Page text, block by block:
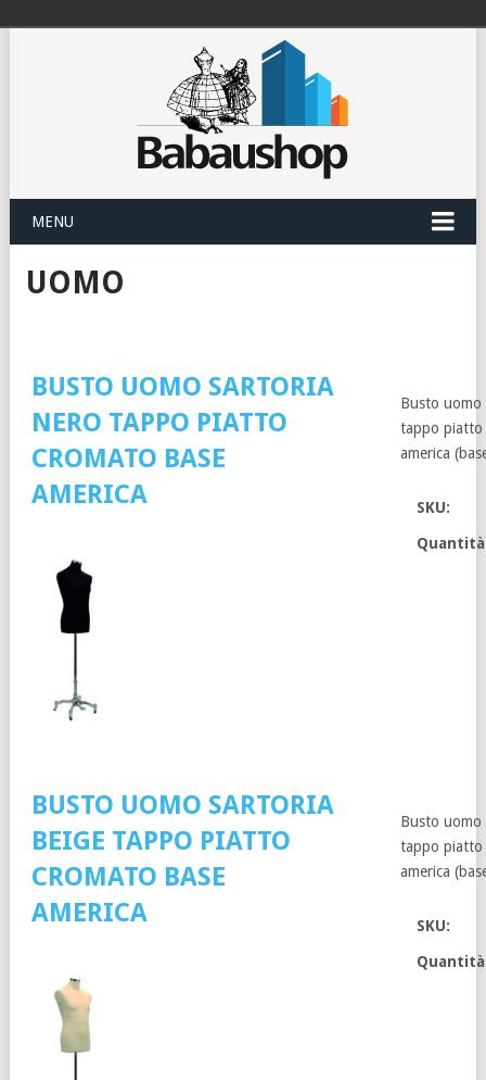
MENU
UOMO
BUSTO UOMO SARTORIA
NERO TAPPO PIATTO
CROMATO BASE
AMERICA
Busto
tappo piatto
america
SKU:
BUSTO UOMO SARTORIA
BEIGE TAPPO PIATTO
CROMATO BASE
AMERICA
Busto uomo
tappo piatto
america
SKU: